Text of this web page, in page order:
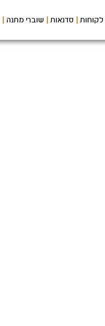
לקוחות סדנאות שוברי מתנה